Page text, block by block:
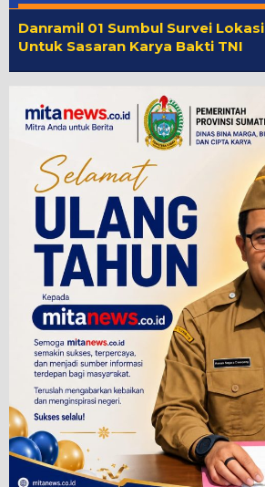
Danramil 01 Sumbul Survei Lokasi
Untuk Sasaran Karya Bakti TNI